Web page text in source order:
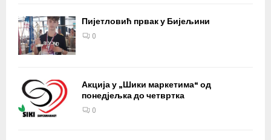
Пијетловић првак у Бијељини
0
Акција у „Шики маркетима“ од
понедјељка до четвртка
0